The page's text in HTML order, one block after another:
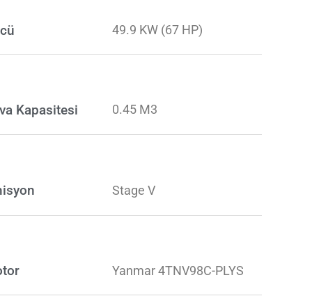
49.9 KW (67 HP)
Kapasitesi 0.45 M3
Stage V
Yanmar 4TNV98C-PLYS